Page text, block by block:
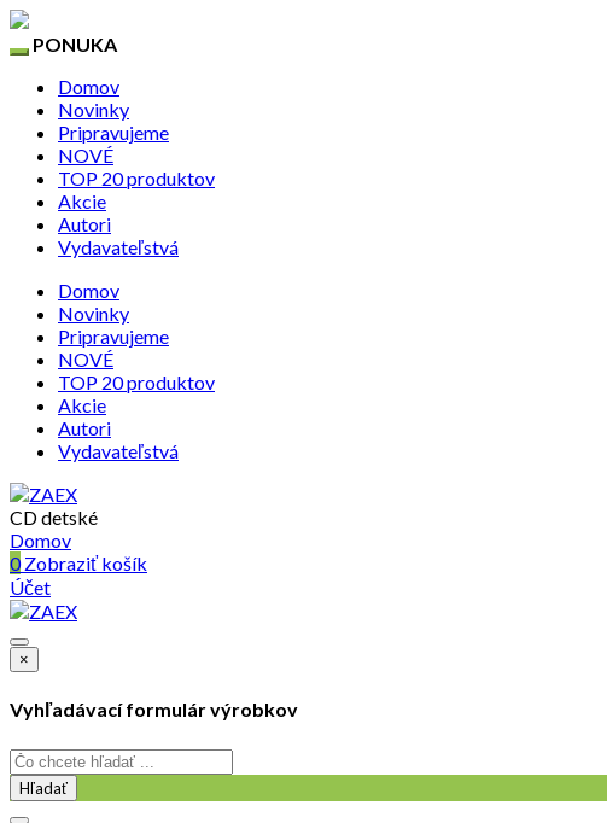
PONUKA
Domov
Novinky
Pripravujeme
NOVÉ
TOP 20 produktov
Akcie
Autori
Vydavateľstvá
Domov
Novinky
Pripravujeme
NOVÉ
TOP 20 produktov
Akcie
Autori
Vydavateľstvá
CD detské
Domov
0Zobraziť košík
Účet
×
Vyhľadávací formulár výrobkov
Hľadať